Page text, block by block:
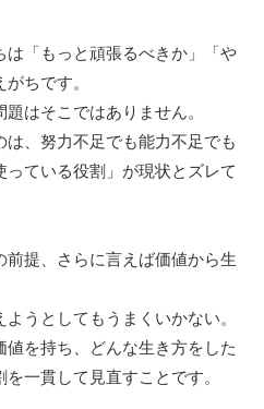
「もっと頑張るべきか」「や
ちです。
はそこではありません。
、努力不足でも能力不足でも
ている役割」が現状とズレて
提、さらに言えば価値から生
うとしてもうまくいかない。
を持ち、どんな生き方をした
一貫して見直すことです。